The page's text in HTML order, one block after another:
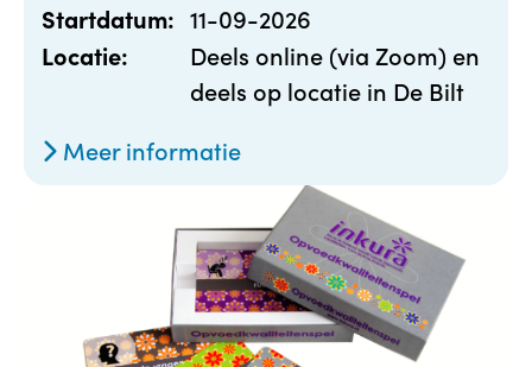
Startdatum: 11-09-2026
Locatie:
Deels online (via Zoom) en
deels op locatie in De Bilt
Meer informatie